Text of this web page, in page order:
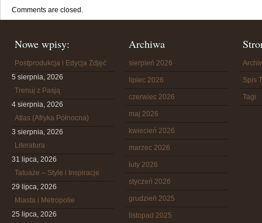
Comments are closed.
Nowe wpisy:
Postprodukcja i Edycja Zdjęć
5 sierpnia, 2026
Trenuj z Pasją
4 sierpnia, 2026
Atlas (Afryka Północna)
3 sierpnia, 2026
Literatura
31 lipca, 2026
Tatuaże – Style i Inspiracje
29 lipca, 2026
Miasta i Metropolie
25 lipca, 2026
Archiwa
sierpień 2026
lipiec 2026
czerwiec 2026
maj 2026
kwiecień 2026
marzec 2026
luty 2026
styczeń 2026
grudzień 2025
listopad 2025
Spis
Tagi